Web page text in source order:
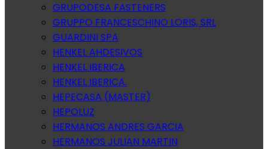
GRUPODESA FASTENERS
GRUPPO FRANCESCHINO LORIS, SRL
GUARDINI SPA
HENKEL AHDESIVOS
HENKEL IBERICA
HENKEL IBERICA.
HEPECASA (MASTER)
HEPOLUZ
HERMANOS ANDRES GARCIA
HERMANOS JULIAN MARTIN